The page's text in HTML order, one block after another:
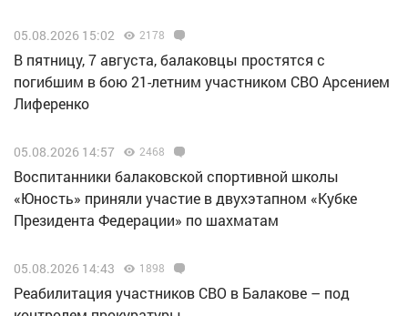
05.08.2026 15:02 2178
В пятницу, 7 августа, балаковцы простятся с
погибшим в бою 21-летним участником СВО Арсением
Лиференко
05.08.2026 14:57 2468
Воспитанники балаковской спортивной школы
«Юность» приняли участие в двухэтапном «Кубке
Президента Федерации» по шахматам
05.08.2026 14:43 1898
Реабилитация участников СВО в Балакове – под